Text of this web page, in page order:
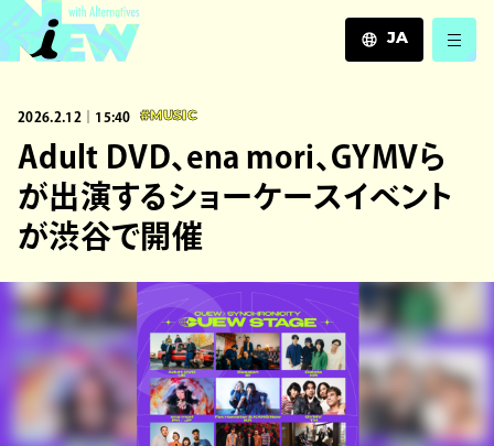
JA
ZH
2026.2.12｜15:40 #MUSIC
Adult DVD、ena mori、GYMVら
が出演するショーケースイベント
が渋谷で開催